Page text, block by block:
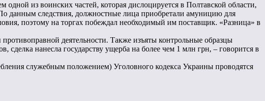
из воинских частей, которая дислоцируется в Полтавской области,
данным следствия, должностные лица приобретали амуницию для
поэтому на торгах побеждал необходимый им поставщик. «Разница» в
деятельности. Также изъяты контрольные образцы
сделка нанесла государству ущерба на более чем 1 млн грн, – говорится в
служебным положением) Уголовного кодекса Украины проводятся